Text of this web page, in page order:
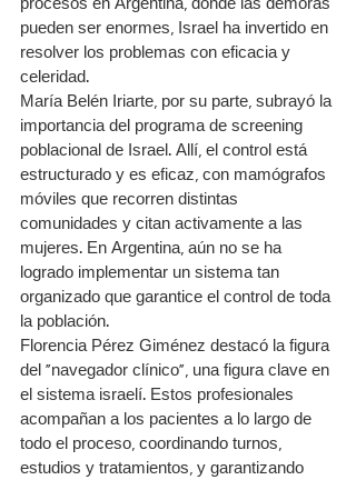
procesos en Argentina, donde las demoras
pueden ser enormes, Israel ha invertido en
resolver los problemas con eficacia y
celeridad.
María Belén Iriarte, por su parte, subrayó la
importancia del programa de screening
poblacional de Israel. Allí, el control está
estructurado y es eficaz, con mamógrafos
móviles que recorren distintas
comunidades y citan activamente a las
mujeres. En Argentina, aún no se ha
logrado implementar un sistema tan
organizado que garantice el control de toda
la población.
Florencia Pérez Giménez destacó la figura
del "navegador clínico", una figura clave en
el sistema israelí. Estos profesionales
acompañan a los pacientes a lo largo de
todo el proceso, coordinando turnos,
estudios y tratamientos, y garantizando